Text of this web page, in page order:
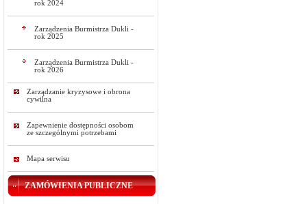
rok 2024
Zarządzenia Burmistrza Dukli -
rok 2025
Zarządzenia Burmistrza Dukli -
rok 2026
Zarządzanie kryzysowe i obrona
cywilna
Zapewnienie dostępności osobom
ze szczególnymi potrzebami
Mapa serwisu
ZAMÓWIENIA PUBLICZNE